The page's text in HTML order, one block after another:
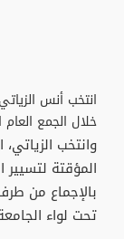
انتخب أنس
خلال الجمع العام
وانتخب
المؤقتة لتسيير
تحت لواء